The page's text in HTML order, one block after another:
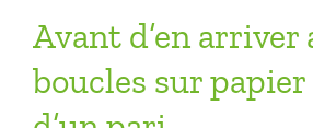
Avant d’en arriver
boucles sur